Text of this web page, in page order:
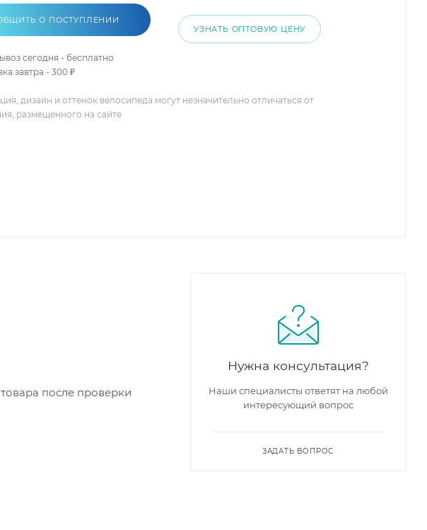
О ПОСТУПЛЕНИИ
сегодня - бесплатно
завтра - 300 ₽
УЗНАТЬ ОПТОВУЮ ЦЕНУ
дизайн и оттенок велосипеда могут незначительно отличаться от
размещенного на сайте
после проверки
Нужна консультация?
Наши специалисты ответят на любой
интересующий вопрос
ЗАДАТЬ ВОПРОС